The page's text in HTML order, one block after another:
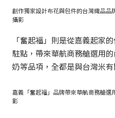
創作獨家設計布花與包件的台灣織品
攝影
「奮起福」則是從嘉義起家
駐點，帶來華航商務艙選用
奶等品項，全都是與台灣米有
嘉義「奮起福」品牌帶來華航商務艙
影